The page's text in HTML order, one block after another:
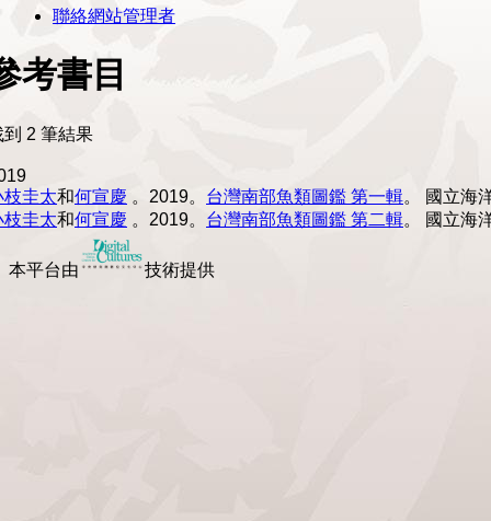
聯絡網站管理者
考書目
到 2 筆結果
枝圭太和何宣慶 。2019。 台灣南部魚類圖鑑 第一輯。
國立海
枝圭太和何宣慶 。2019。 台灣南部魚類圖鑑 第二輯。 國立海
本平台由 技術提供